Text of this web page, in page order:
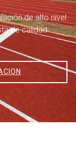
de alto nivel
de calidad